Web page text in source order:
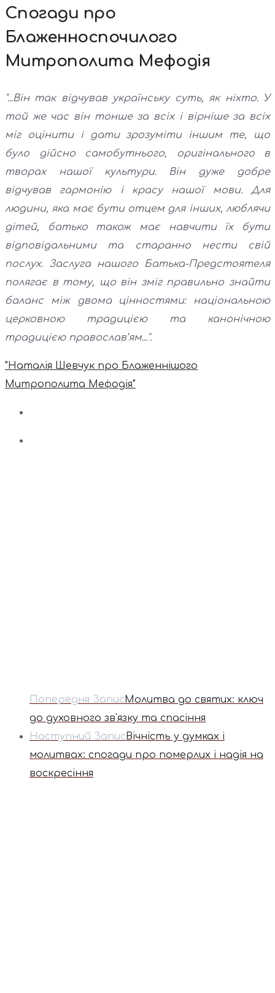
Спогади про
Блаженноспочилого
Митрополита Мефодія
"...Він так відчував українську суть, як ніхто. У
той же час він тонше за всіх і вірніше за всіх
міг оцінити і дати зрозуміти іншим те, що
було дійсно самобутнього, оригінального в
творах нашої культури. Він дуже добре
відчував гармонію і красу нашої мови. Для
людини, яка має бути отцем для інших, люблячи
дітей, батько також має навчити їх бути
відповідальними та старанно нести свій
послух. Заслуга нашого Батька-Предстоятеля
полягає в тому, що він зміг правильно знайти
баланс між двома цінностями: національною
церковною традицією та канонічною
традицією православ’ям...".
"Наталія Шевчук про Блаженнішого
Митрополита Мефодія"
Попередня ЗаписМолитва до святих: ключ
до духовного зв'язку та спасіння
Наступний Запис Вічність у думках і
молитвах: спогади про померлих і надія на
воскресіння